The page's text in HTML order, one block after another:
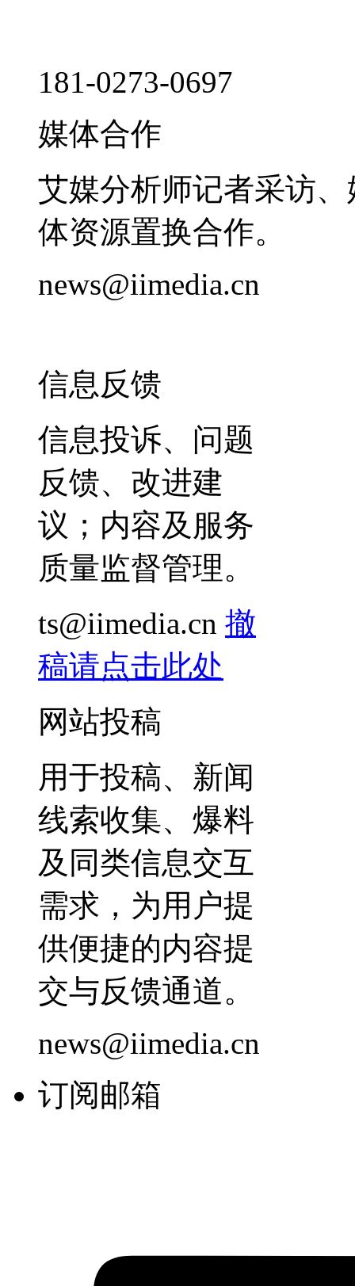
181-0273-0697
媒体合作
艾媒分析师记者采访
体资源置换合作。
news@iimedia.cn
信息反馈
信息投诉、问题
反馈、改进建
议；内容及服务
质量监督管理。
ts@iimedia.cn 撤
稿请点击此处
网站投稿
用于投稿、新闻
线索收集、爆料
及同类信息交互
需求，为用户提
供便捷的内容提
交与反馈通道。
news@iimedia.cn
订阅邮箱